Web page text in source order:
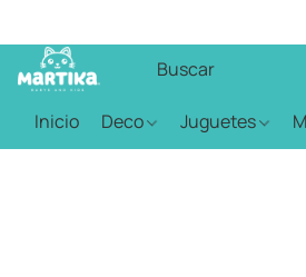
Inicio Deco Juguetes